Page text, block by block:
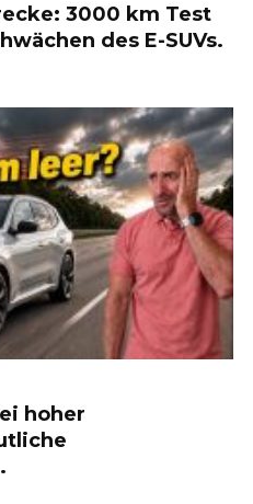
3000 km Test
des E-SUVs.
hoher